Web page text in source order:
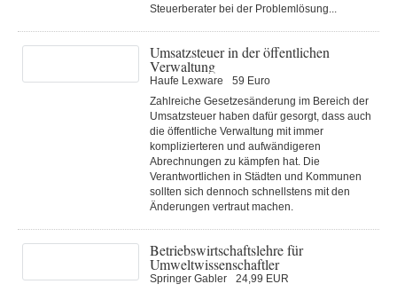
Steuerberater bei der Problemlösung...
Umsatzsteuer in der öffentlichen
Verwaltung
Haufe Lexware
59 Euro
Zahlreiche Gesetzesänderung im Bereich der
Umsatzsteuer haben dafür gesorgt, dass auch
die öffentliche Verwaltung mit immer
komplizierteren und aufwändigeren
Abrechnungen zu kämpfen hat. Die
Verantwortlichen in Städten und Kommunen
sollten sich dennoch schnellstens mit den
Änderungen vertraut machen.
Betriebswirtschaftslehre für
Umweltwissenschaftler
Springer Gabler
24,99 EUR